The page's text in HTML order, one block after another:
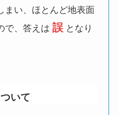
まい、ほとんど地表面
で、答えは誤 となり
いて